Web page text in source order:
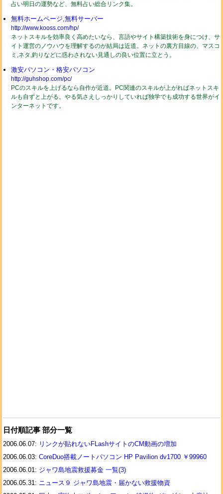
占い明日の運勢など、無料占い総合リンク集。
無料ホームページ,無料サーバー
http://www.kooss.com/hp/
ネットスキルを効率良く高めたいなら、言語やサイト構築技術を身につけ、サ
イト運営のノウハウを理解するのが結局は近道。ネットの裏方目線の、マスコ
ミ,ネタ,釣りなどに惑わされない見通しの良い位置に立とう。
激安パソコン・格安パソコン
http://guhshop.com/pc/
PCのスキルを上げるなら自作が近道。PC関連のスキルが上がればネットスキ
ルも自ずと上がる。やる気さえしっかりしていれば独学でも成功する世界がイ
ンターネットです。
日付順記事 部分一覧
2006.06.07: リンクが貼れないFLashサイトのCM動画の増加
2006.06.03: CoreDuo搭載ノートパソコン HP Pavilion dv1700 ￥99960
2006.06.01: ジャワ島地震救援募金 一覧(3)
2006.05.31: ニュース９ ジャワ島地震・届かない救援物資